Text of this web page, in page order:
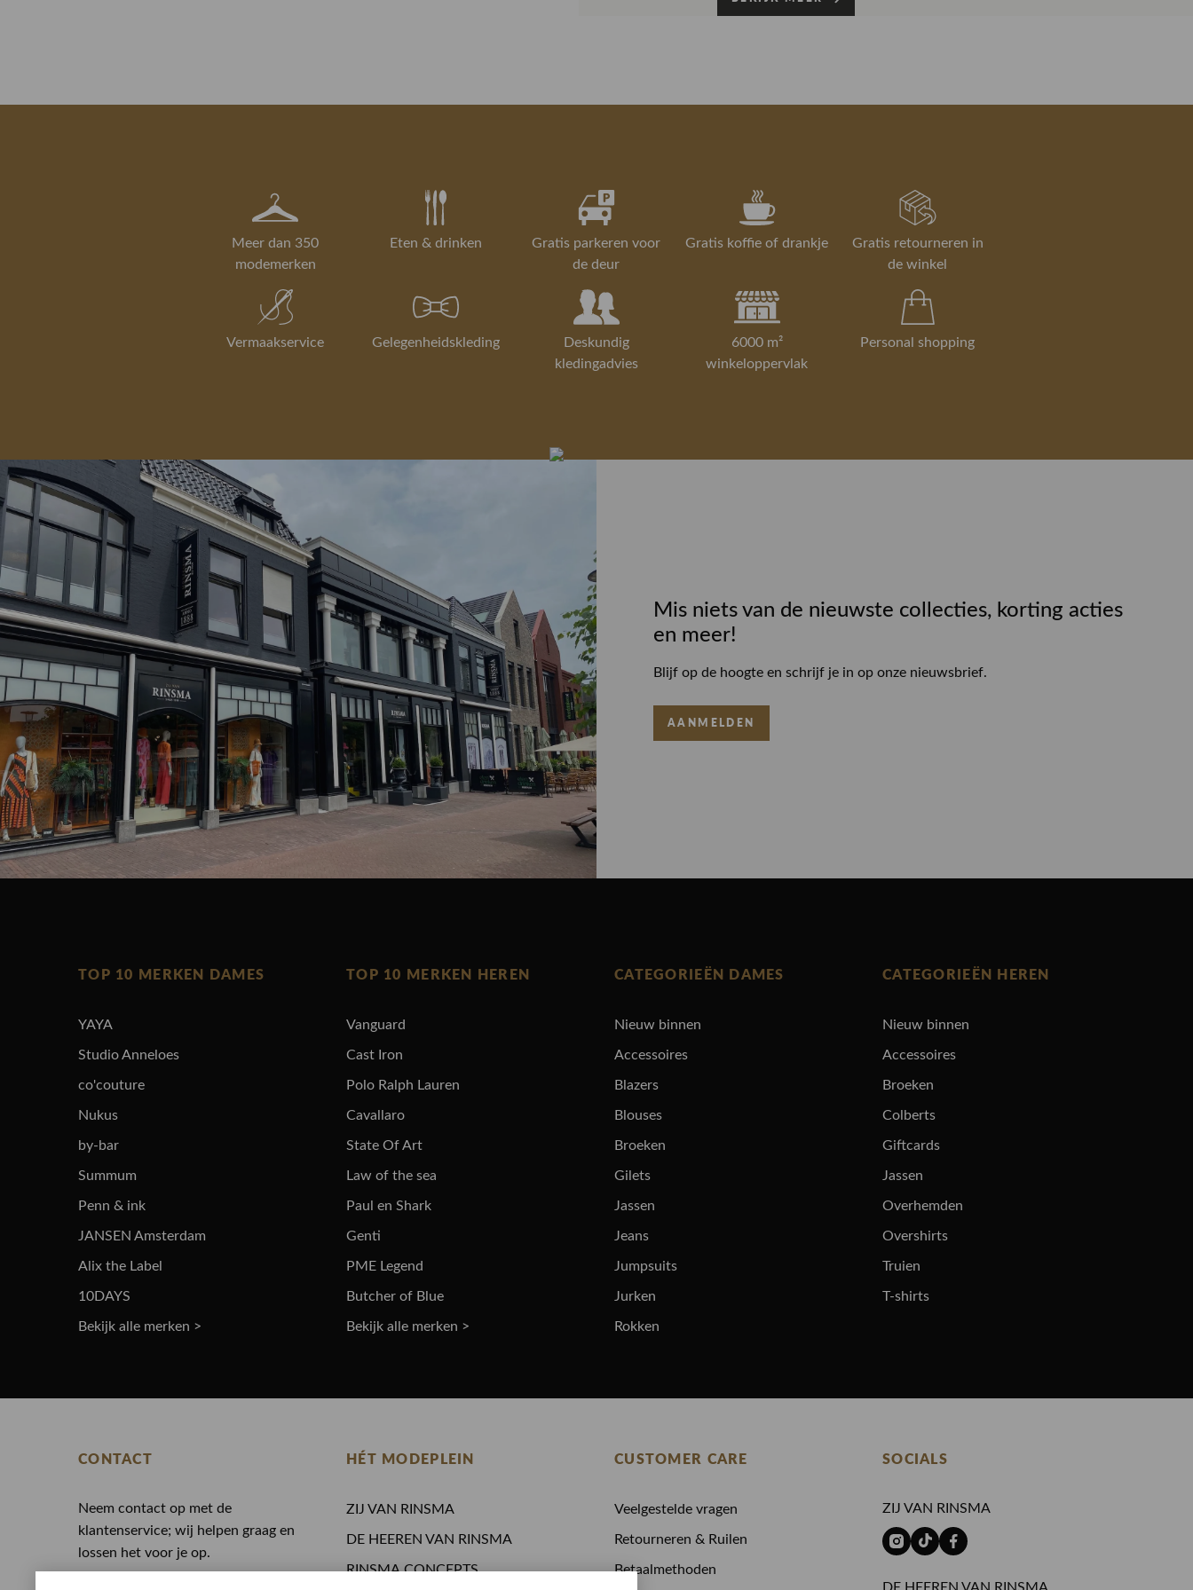
Breedte: 7 cm
Gorredijk.
Meer dan 350
modemerken
Eten & drinken
Gratis parkeren voor
de deur
Gratis koffie of drankje
Gratis retourneren in
de winkel
Vermaakservice Gelegenheidskleding
Deskundig
kledingadvies
6000 m²
winkeloppervlak
Personal shopping
Mis niets van de nieuwste collecties, korting acties
en meer!
Blijf op de hoogte en schrijf je in op onze nieuwsbrief.
AANMELDEN
TOP 10 MERKEN DAMES
YAYA
Studio Anneloes
co'couture
Nukus
by-bar
Summum
Penn & ink
JANSEN Amsterdam
Alix the Label
10DAYS
Bekijk alle merken >
TOP 10 MERKEN HEREN
Vanguard
Cast Iron
Polo Ralph Lauren
Cavallaro
State Of Art
Law of the sea
Paul en Shark
Genti
PME Legend
Butcher of Blue
Bekijk alle merken >
CATEGORIEËN DAMES
Nieuw binnen
Accessoires
Blazers
Blouses
Broeken
Gilets
Jassen
Jeans
Jumpsuits
Jurken
Rokken
CATEGORIEËN HEREN
Nieuw binnen
Accessoires
Broeken
Colberts
Giftcards
Jassen
Overhemden
Overshirts
Truien
T-shirts
CONTACT
Neem contact op met de
klantenservice; wij helpen graag en
lossen het voor je op.
HÉT MODEPLEIN
ZIJ VAN RINSMA
DE HEEREN VAN RINSMA
RINSMA.CONCEPTS
CUSTOMER CARE
Veelgestelde vragen
Retourneren & Ruilen
Betaalmethoden
SOCIALS
ZIJ VAN RINSMA